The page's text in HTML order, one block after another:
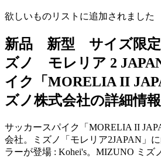
欲しいものリストに追加されました
新品 新型 サイズ限
ズノ モレリア 2
イク「MORELIA II
ズノ株式会社の詳細情報
サッカースパイク「MORELIA II
会社。ミズノ「モレリア2JAPAN」
ラーが登場 : Kohei's。MIZUNO ミズ